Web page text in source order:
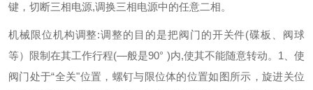
键，切断三相电源,调换三相电源中的任意二相。
机械限位机构调整:调整的目的是把阀门的开关件(碟板、阀球
等）限制在其工作行程(—般是90° )内,使其不能随意转动。 1、使
阀门处于“全关"位置，螺钉与限位体的位置如图所示，旋进关位